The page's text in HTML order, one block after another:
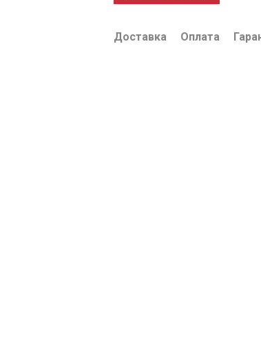
Доставка Оплата